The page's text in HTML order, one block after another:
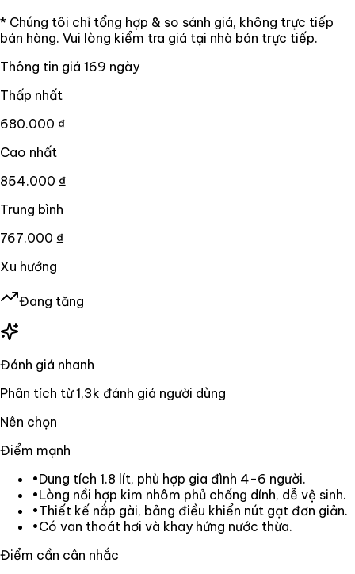
* Chúng tôi chỉ tổng hợp & so sánh giá, không trực tiếp
bán hàng. Vui lòng kiểm tra giá tại nhà bán trực tiếp.
Thông tin giá 169 ngày
Thấp nhất
680.000 ₫
Cao nhất
854.000 ₫
Trung bình
767.000 ₫
Xu hướng
Đang tăng
Đánh giá nhanh
Phân tích từ1,3k đánh giá người dùng
Nên chọn
Điểm mạnh
•Dung tích 1.8 lít, phù hợp gia đình 4-6 người.
•Lòng nồi hợp kim nhôm phủ chống dính, dễ vệ sinh.
•Thiết kế nắp gài, bảng điều khiển nút gạt đơn giản.
•Có van thoát hơi và khay hứng nước thừa.
Điểm cần cân nhắc